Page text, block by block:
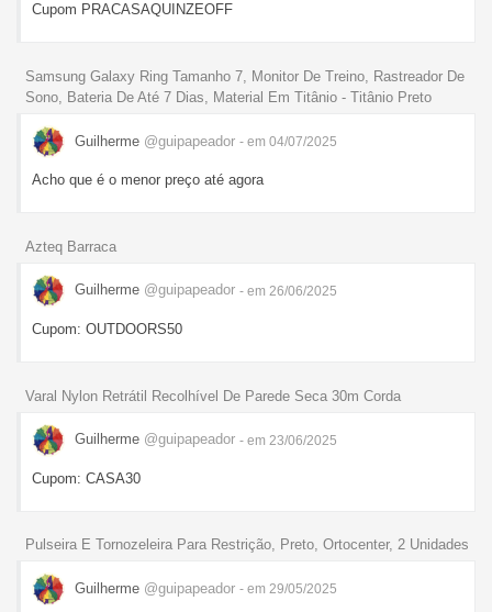
Cupom PRACASAQUINZEOFF
Samsung Galaxy Ring Tamanho 7, Monitor De Treino, Rastreador De
Sono, Bateria De Até 7 Dias, Material Em Titânio - Titânio Preto
Guilherme @guipapeador - em 04/07/2025
Acho que é o menor preço até agora
Azteq Barraca
Guilherme @guipapeador - em 26/06/2025
Cupom: OUTDOORS50
Varal Nylon Retrátil Recolhível De Parede Seca 30m Corda
Guilherme @guipapeador - em 23/06/2025
Cupom: CASA30
Pulseira E Tornozeleira Para Restrição, Preto, Ortocenter, 2 Unidades
Guilherme @guipapeador - em 29/05/2025